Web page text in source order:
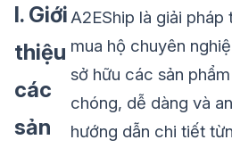
I. Giới
thiệu
các
sản
A2EShip là giải
mua hộ chuyên
sở hữu các sản
chóng, dễ dàng và
hướng dẫn chi tiết